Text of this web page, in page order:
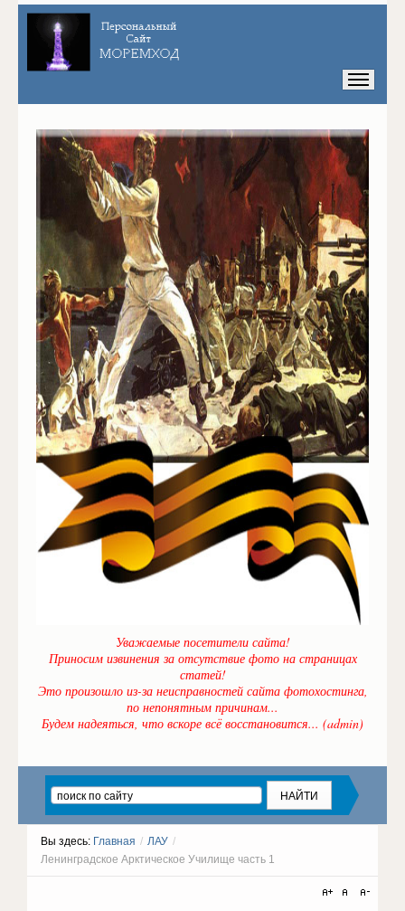
Уважаемые посетители сайта!
Приносим извинения за отсутствие фото на страницах
статей!
Это произошло из-за неисправностей сайта фотохостинга,
по непонятным причинам...
Будем надеяться, что вскоре всё восстановится... (admin)
Вы здесь: Главная / ЛАУ /
Ленинградское Арктическое Училище часть 1